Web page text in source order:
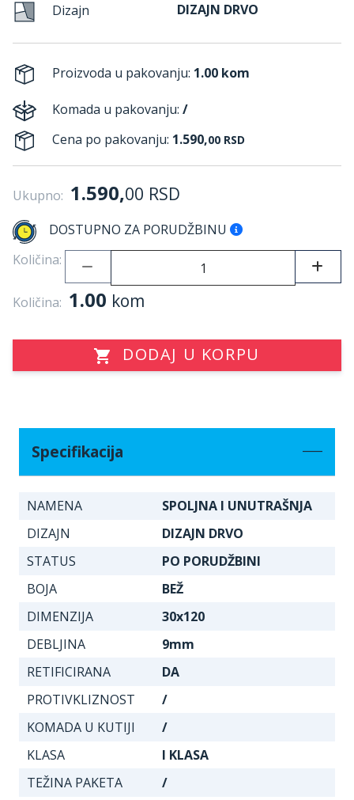
Dizajn DIZAJN DRVO
Proizvoda u pakovanju: 1.00 kom
Komada u pakovanju: /
Cena po pakovanju: 1.590,00 RSD
Ukupno: 1.590,00 RSD
DOSTUPNO ZA PORUDŽBINU
Količina:
Količina: 1.00 kom
DODAJ U KORPU
Specifikacija
NAMENA
SPOLJNA I UNUTRAŠNJA
DIZAJN
DIZAJN DRVO
STATUS
PO PORUDŽBINI
BOJA
BEŽ
DIMENZIJA
30x120
DEBLJINA
9mm
RETIFICIRANA
DA
PROTIVKLIZNOST
/
KOMADA U KUTIJI
/
KLASA
I KLASA
TEŽINA PAKETA
/